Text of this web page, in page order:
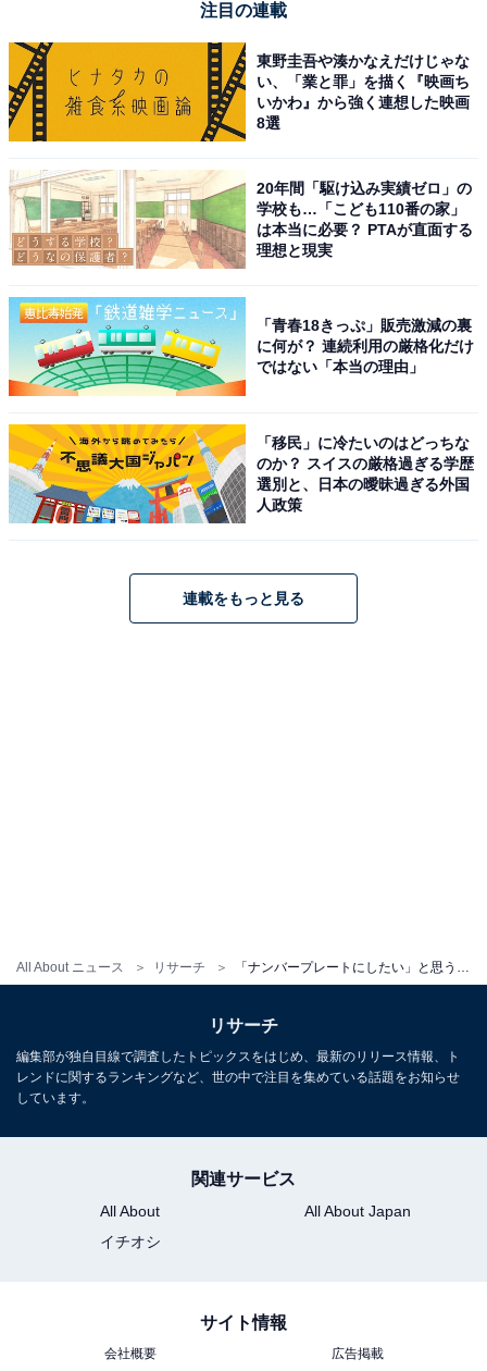
All About ニュース リサーチ 「ナンバープレートにしたい」と思う和歌山県の地名ランキング！ 2位「白浜町」、1位は？
注目の連載
東野圭吾や湊かなえだけじゃな
い、「業と罪」を描く『映画ち
いかわ』から強く連想した映画
8選
20年間「駆け込み実績ゼロ」の
学校も…「こども110番の家」
は本当に必要？ PTAが直面する
理想と現実
「青春18きっぷ」販売激減の裏
に何が？ 連続利用の厳格化だけ
ではない「本当の理由」
「移民」に冷たいのはどっちな
のか？ スイスの厳格過ぎる学歴
選別と、日本の曖昧過ぎる外国
人政策
連載をもっと見る
リサーチ
編集部が独自目線で調査したトピックスをはじめ、最新のリリース情報、ト
レンドに関するランキングなど、世の中で注目を集めている話題をお知らせ
しています。
関連サービス
All About
All About Japan
イチオシ
サイト情報
会社概要 広告掲載